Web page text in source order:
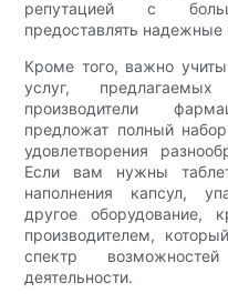
репутацией с
предоставлять
Кроме того, важно
услуг,
производители
предложат полный
удовлетворения
Если вам нужны
наполнения капсул,
другое оборудование,
производителем,
спектр
деятельности.